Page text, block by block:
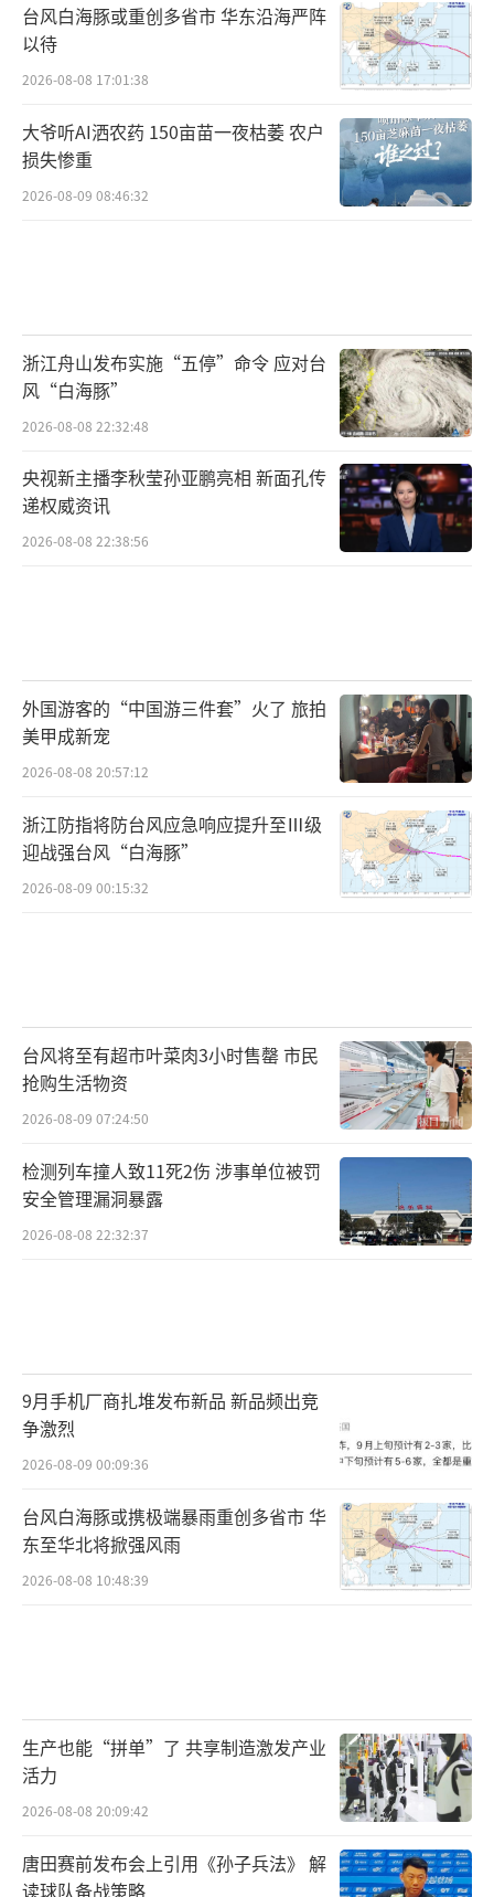
台风白海豚或重创多省市 华东沿海严阵
以待
2026-08-08 17:01:38
大爷听AI洒农药 150亩苗一夜枯萎 农户
损失惨重
2026-08-09 08:46:32
浙江舟山发布实施“五停”命令 应对台
风“白海豚”
2026-08-08 22:32:48
央视新主播李秋莹孙亚鹏亮相 新面孔传
递权威资讯
2026-08-08 22:38:56
外国游客的“中国游三件套”火了 旅拍
美甲成新宠
2026-08-08 20:57:12
浙江防指将防台风应急响应提升至Ⅲ级
迎战强台风“白海豚”
2026-08-09 00:15:32
台风将至有超市叶菜肉3小时售罄 市民
抢购生活物资
2026-08-09 07:24:50
检测列车撞人致11死2伤 涉事单位被罚
安全管理漏洞暴露
2026-08-08 22:32:37
9月手机厂商扎堆发布新品 新品频出竞
争激烈
2026-08-09 00:09:36
台风白海豚或携极端暴雨重创多省市 华
东至华北将掀强风雨
2026-08-08 10:48:39
生产也能“拼单”了 共享制造激发产业
活力
2026-08-08 20:09:42
唐田赛前发布会上引用《孙子兵法》 解
读球队备战策略